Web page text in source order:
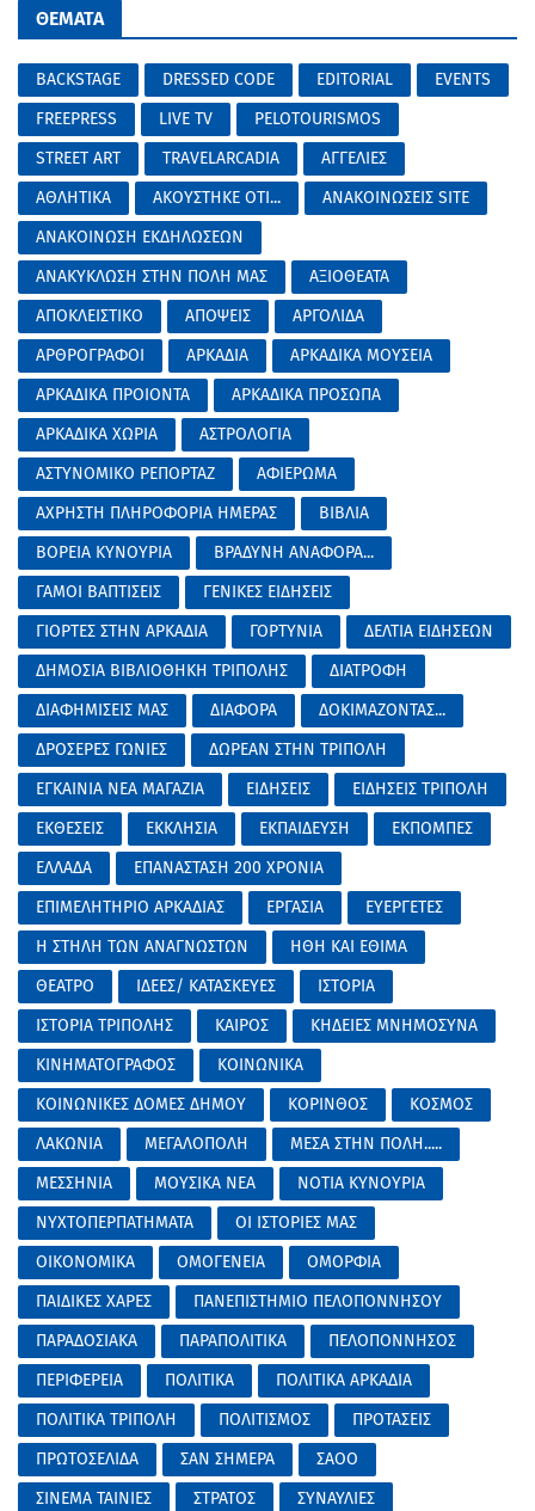
ΘΕΜΑΤΑ
BACKSTAGE DRESSED CODE EDITORIAL
EVENTS
FREEPRESS
LIVE TV
PELOTOURISMOS
STREET ART
TRAVELARCADIA
ΑΓΓΕΛΙΕΣ
ΑΘΛΗΤΙΚΑ
ΑΚΟΥΣΤΗΚΕ ΟΤΙ...
ΑΝΑΚΟΙΝΩΣΕΙΣ SITE
ΑΝΑΚΟΙΝΩΣΗ ΕΚΔΗΛΩΣΕΩΝ
ΑΝΑΚΥΚΛΩΣΗ ΣΤΗΝ ΠΟΛΗ ΜΑΣ
ΑΞΙΟΘΕΑΤΑ
ΑΠΟΚΛΕΙΣΤΙΚΟ
ΑΠΟΨΕΙΣ
ΑΡΓΟΛΙΔΑ
ΑΡΘΡΟΓΡΑΦΟΙ
ΑΡΚΑΔΙΑ
ΑΡΚΑΔΙΚΑ ΜΟΥΣΕΙΑ
ΑΡΚΑΔΙΚΑ ΠΡΟΙΟΝΤΑ
ΑΡΚΑΔΙΚΑ ΠΡΟΣΩΠΑ
ΑΡΚΑΔΙΚΑ ΧΩΡΙΑ
ΑΣΤΡΟΛΟΓΙΑ
ΑΣΤΥΝΟΜΙΚΟ ΡΕΠΟΡΤΑΖ
ΑΦΙΕΡΩΜΑ
ΑΧΡΗΣΤΗ ΠΛΗΡΟΦΟΡΙΑ ΗΜΕΡΑΣ
ΒΙΒΛΙΑ
ΒΟΡΕΙΑ ΚΥΝΟΥΡΙΑ
ΒΡΑΔΥΝΗ ΑΝΑΦΟΡΑ...
ΓΑΜΟΙ ΒΑΠΤΙΣΕΙΣ
ΓΕΝΙΚΕΣ ΕΙΔΗΣΕΙΣ
ΓΙΟΡΤΕΣ ΣΤΗΝ ΑΡΚΑΔΙΑ
ΓΟΡΤΥΝΙΑ
ΔΕΛΤΙΑ ΕΙΔΗΣΕΩΝ
ΔΗΜΟΣΙΑ ΒΙΒΛΙΟΘΗΚΗ ΤΡΙΠΟΛΗΣ
ΔΙΑΤΡΟΦΗ
ΔΙΑΦΗΜΙΣΕΙΣ ΜΑΣ
ΔΙΑΦΟΡΑ
ΔΟΚΙΜΑΖΟΝΤΑΣ...
ΔΡΟΣΕΡΕΣ ΓΩΝΙΕΣ
ΔΩΡΕΑΝ ΣΤΗΝ ΤΡΙΠΟΛΗ
ΕΓΚΑΙΝΙΑ ΝΕΑ ΜΑΓΑΖΙΑ
ΕΙΔΗΣΕΙΣ
ΕΙΔΗΣΕΙΣ ΤΡΙΠΟΛΗ
ΕΚΘΕΣΕΙΣ
ΕΚΚΛΗΣΙΑ ΕΚΠΑΙΔΕΥΣΗ
ΕΚΠΟΜΠΕΣ
ΕΛΛΑΔΑ
ΕΠΑΝΑΣΤΑΣΗ 200 ΧΡΟΝΙΑ
ΕΠΙΜΕΛΗΤΗΡΙΟ ΑΡΚΑΔΙΑΣ
ΕΡΓΑΣΙΑ
ΕΥΕΡΓΕΤΕΣ
Η ΣΤΗΛΗ ΤΩΝ ΑΝΑΓΝΩΣΤΩΝ
ΗΘΗ ΚΑΙ ΕΘΙΜΑ
ΘΕΑΤΡΟ
ΙΔΕΕΣ/ ΚΑΤΑΣΚΕΥΕΣ
ΙΣΤΟΡΙΑ
ΙΣΤΟΡΙΑ ΤΡΙΠΟΛΗΣ
ΚΑΙΡΟΣ
ΚΗΔΕΙΕΣ ΜΝΗΜΟΣΥΝΑ
ΚΙΝΗΜΑΤΟΓΡΑΦΟΣ
ΚΟΙΝΩΝΙΚΑ
ΚΟΙΝΩΝΙΚΕΣ ΔΟΜΕΣ ΔΗΜΟΥ
ΚΟΡΙΝΘΟΣ
ΚΟΣΜΟΣ
ΛΑΚΩΝΙΑ
ΜΕΓΑΛΟΠΟΛΗ
ΜΕΣΑ ΣΤΗΝ ΠΟΛΗ.....
ΜΕΣΣΗΝΙΑ
ΜΟΥΣΙΚΑ ΝΕΑ
ΝΟΤΙΑ ΚΥΝΟΥΡΙΑ
ΝΥΧΤΟΠΕΡΠΑΤΗΜΑΤΑ
ΟΙ ΙΣΤΟΡΙΕΣ ΜΑΣ
ΟΙΚΟΝΟΜΙΚΑ
ΟΜΟΓΕΝΕΙΑ
ΟΜΟΡΦΙΑ
ΠΑΙΔΙΚΕΣ ΧΑΡΕΣ
ΠΑΝΕΠΙΣΤΗΜΙΟ ΠΕΛΟΠΟΝΝΗΣΟΥ
ΠΑΡΑΔΟΣΙΑΚΑ
ΠΑΡΑΠΟΛΙΤΙΚΑ
ΠΕΛΟΠΟΝΝΗΣΟΣ
ΠΕΡΙΦΕΡΕΙΑ
ΠΟΛΙΤΙΚΑ
ΠΟΛΙΤΙΚΑ ΑΡΚΑΔΙΑ
ΠΟΛΙΤΙΚΑ ΤΡΙΠΟΛΗ
ΠΟΛΙΤΙΣΜΟΣ
ΠΡΟΤΑΣΕΙΣ
ΠΡΩΤΟΣΕΛΙΔΑ
ΣΑΝ ΣΗΜΕΡΑ
ΣΑΟΟ
ΣΙΝΕΜΑ ΤΑΙΝΙΕΣ
ΣΤΡΑΤΟΣ
ΣΥΝΑΥΛΙΕΣ